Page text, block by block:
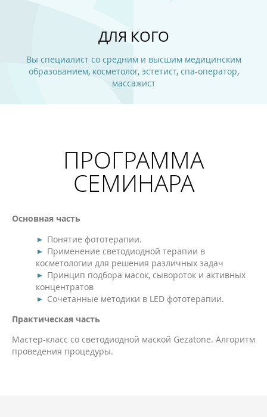
ДЛЯ КОГО
Вы специалист со средним и высшим медицинским
образованием, косметолог, эстетист, спа-оператор,
массажист
ПРОГРАММА
СЕМИНАРА
Основная часть
Понятие фототерапии.
Применение светодиодной терапии в
косметологии для решения различных задач
Принцип подбора масок, сывороток и активных
концентратов
Сочетанные методики в LED фототерапии.
Практическая часть
Мастер-класс со светодиодной маской Gezatone. Алгоритм
проведения процедуры.